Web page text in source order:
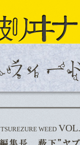
TSUREZURE WEED